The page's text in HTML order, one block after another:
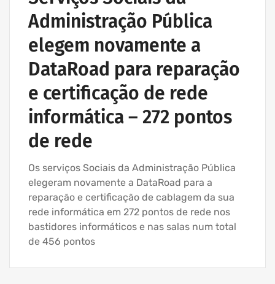
Administração Pública
elegem novamente a
DataRoad para reparação
e certificação de rede
informática – 272 pontos
de rede
Os serviços Sociais da Administração Pública
elegeram novamente a DataRoad para a
reparação e certificação de cablagem da sua
rede informática em 272 pontos de rede nos
bastidores informáticos e nas salas num total
de 456 pontos